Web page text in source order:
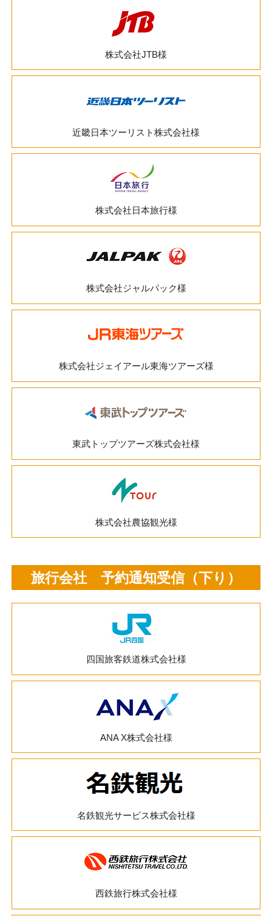
株式会社JTB様
近畿日本ツーリスト株式会社様
株式会社日本旅行様
株式会社ジャルパック様
株式会社ジェイアール東海ツアーズ様
東武トップツアーズ株式会社様
株式会社農協観光様
旅行会社 予約通知受信（下り）
四国旅客鉄道株式会社様
ANA X株式会社様
名鉄観光サービス株式会社様
西鉄旅行株式会社様